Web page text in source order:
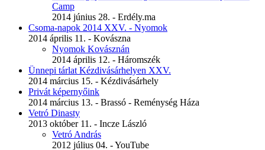
Camp
2014 június 28. - Erdély.ma
Csoma-napok 2014 XXV. - Nyomok
2014 április 11. - Kovászna
Nyomok Kovásznán
2014 április 12. - Háromszék
Ünnepi tárlat Kézdivásárhelyen XXV.
2014 március 15. - Kézdivásárhely
Privát képernyőink
2014 március 13. - Brassó - Reménység Háza
Vetró Dinasty
2013 október 11. - Incze László
Vetró András
2012 július 04. - YouTube